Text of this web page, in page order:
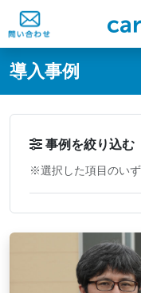
@ -0,0 +1,60 @@
導入事例
事例を絞り込む
※選択した項目のいず